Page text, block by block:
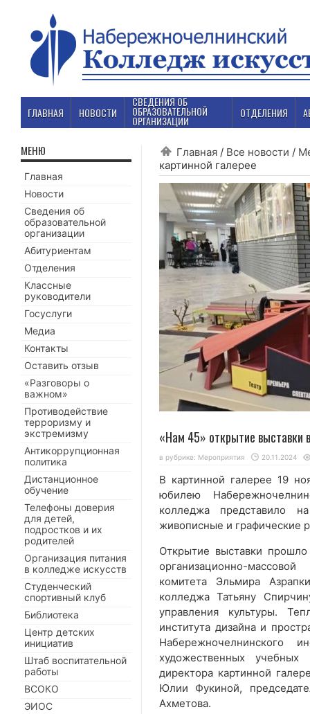
ГЛАВНАЯ НОВОСТИ
СВЕДЕНИЯ ОБ
ОБРАЗОВАТЕЛЬНОЙ
ОРГАНИЗАЦИИ
ОТДЕЛЕНИЯ
Главная / Все новости /
картинной галерее
«Нам 45» открытие выставки
в рубрике: Мероприятия 20.11.2024
В картинной галерее 19
юбилею
колледжа представило
живописные и графические
Открытие выставки
организационно-
комитета Эльмира
колледжа Татьяну
управления культуры.
института дизайна и
Набережночелнинского
художественных
директора картинной
Юлии Фукиной,
Ахметова.
МЕНЮ
Главная
Новости
Сведения об
образовательной
организации
Абитуриентам
Отделения
Классные
руководители
Госуслуги
Медиа
Контакты
Оставить отзыв
«Разговоры о
важном»
Противодействие
терроризму и
экстремизму
Антикоррупционная
политика
Дистанционное
обучение
Телефоны доверия
для детей,
подростков и их
родителей
Организация питания
в колледже искусств
Студенческий
спортивный клуб
Библиотека
Центр детских
инициатив
Штаб воспитательной
работы
ВСОКО
ЭИОС